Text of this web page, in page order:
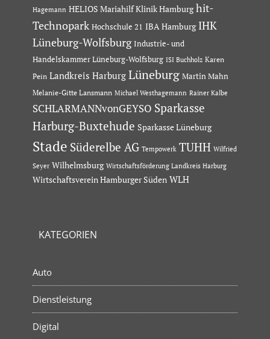
Hagemann HELIOS Mariahilf Klinik Hamburg hit-
Technopark Hochschule 21 IBA Hamburg IHK
Lüneburg-Wolfsburg Industrie- und
Handelskammer Lüneburg-Wolfsburg ISI Buchholz Karen
Pein Landkreis Harburg Lüneburg Martin Mahn
Melanie-Gitte Lansmann Michael Westhagemann Rainer Kalbe
SCHLARMANNvonGEYSO Sparkasse
Harburg-Buxtehude Sparkasse Lüneburg
Stade Süderelbe AG Tempowerk TUHH Wilfried
Seyer Wilhelmsburg Wirtschaftsförderung Landkreis Harburg
Wirtschaftsverein Hamburger Süden WLH
KATEGORIEN
Auto
Dienstleistung
Digital